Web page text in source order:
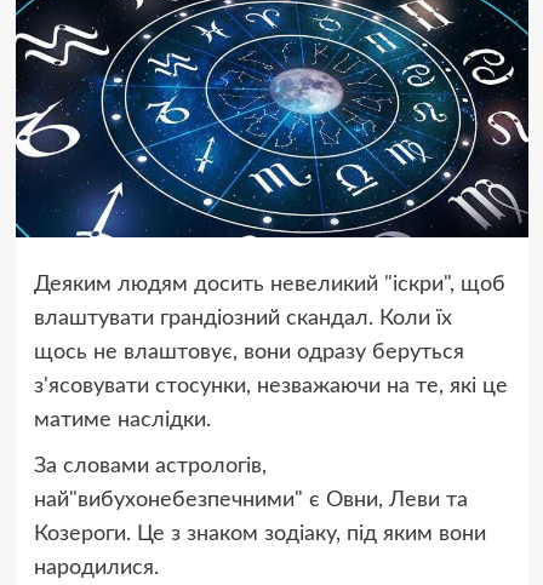
Деяким людям досить невеликий "іскри", щоб
влаштувати грандіозний скандал. Коли їх
щось не влаштовує, вони одразу беруться
з'ясовувати стосунки, незважаючи на те, які це
матиме наслідки.
За словами астрологів,
най"вибухонебезпечними" є Овни, Леви та
Козероги. Це з знаком зодіаку, під яким вони
народилися.